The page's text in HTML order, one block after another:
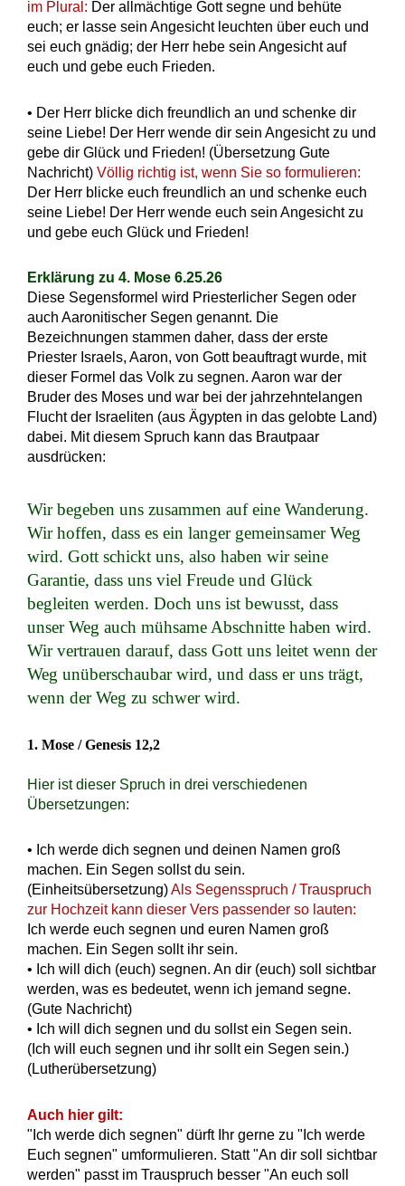
im Plural: Der allmächtige Gott segne und behüte
euch; er lasse sein Angesicht leuchten über euch und
sei euch gnädig; der Herr hebe sein Angesicht auf
euch und gebe euch Frieden.
• Der Herr blicke dich freundlich an und schenke dir
seine Liebe! Der Herr wende dir sein Angesicht zu und
gebe dir Glück und Frieden! (Übersetzung Gute
Nachricht) Völlig richtig ist, wenn Sie so formulieren:
Der Herr blicke euch freundlich an und schenke euch
seine Liebe! Der Herr wende euch sein Angesicht zu
und gebe euch Glück und Frieden!
Erklärung zu 4. Mose 6.25.26
Diese Segensformel wird Priesterlicher Segen oder
auch Aaronitischer Segen genannt. Die
Bezeichnungen stammen daher, dass der erste
Priester Israels, Aaron, von Gott beauftragt wurde, mit
dieser Formel das Volk zu segnen. Aaron war der
Bruder des Moses und war bei der jahrzehntelangen
Flucht der Israeliten (aus Ägypten in das gelobte Land)
dabei. Mit diesem Spruch kann das Brautpaar
ausdrücken:
Wir begeben uns zusammen auf eine Wanderung.
Wir hoffen, dass es ein langer gemeinsamer Weg
wird. Gott schickt uns, also haben wir seine
Garantie, dass uns viel Freude und Glück
begleiten werden. Doch uns ist bewusst, dass
unser Weg auch mühsame Abschnitte haben wird.
Wir vertrauen darauf, dass Gott uns leitet wenn der
Weg unüberschaubar wird, und dass er uns trägt,
wenn der Weg zu schwer wird.
1. Mose / Genesis 12,2
Hier ist dieser Spruch in drei verschiedenen
Übersetzungen:
• Ich werde dich segnen und deinen Namen groß
machen. Ein Segen sollst du sein.
(Einheitsübersetzung)Als Segensspruch / Trauspruch
zur Hochzeit kann dieser Vers passender so lauten:
Ich werde euch segnen und euren Namen groß
machen. Ein Segen sollt ihr sein.
• Ich will dich (euch) segnen. An dir (euch) soll sichtbar
werden, was es bedeutet, wenn ich jemand segne.
(Gute Nachricht)
• Ich will dich segnen und du sollst ein Segen sein.
(Ich will euch segnen und ihr sollt ein Segen sein.)
(Lutherübersetzung)
Auch hier gilt:
"Ich werde dich segnen" dürft Ihr gerne zu "Ich werde
Euch segnen" umformulieren. Statt "An dir soll sichtbar
werden" passt im Trauspruch besser "An euch soll